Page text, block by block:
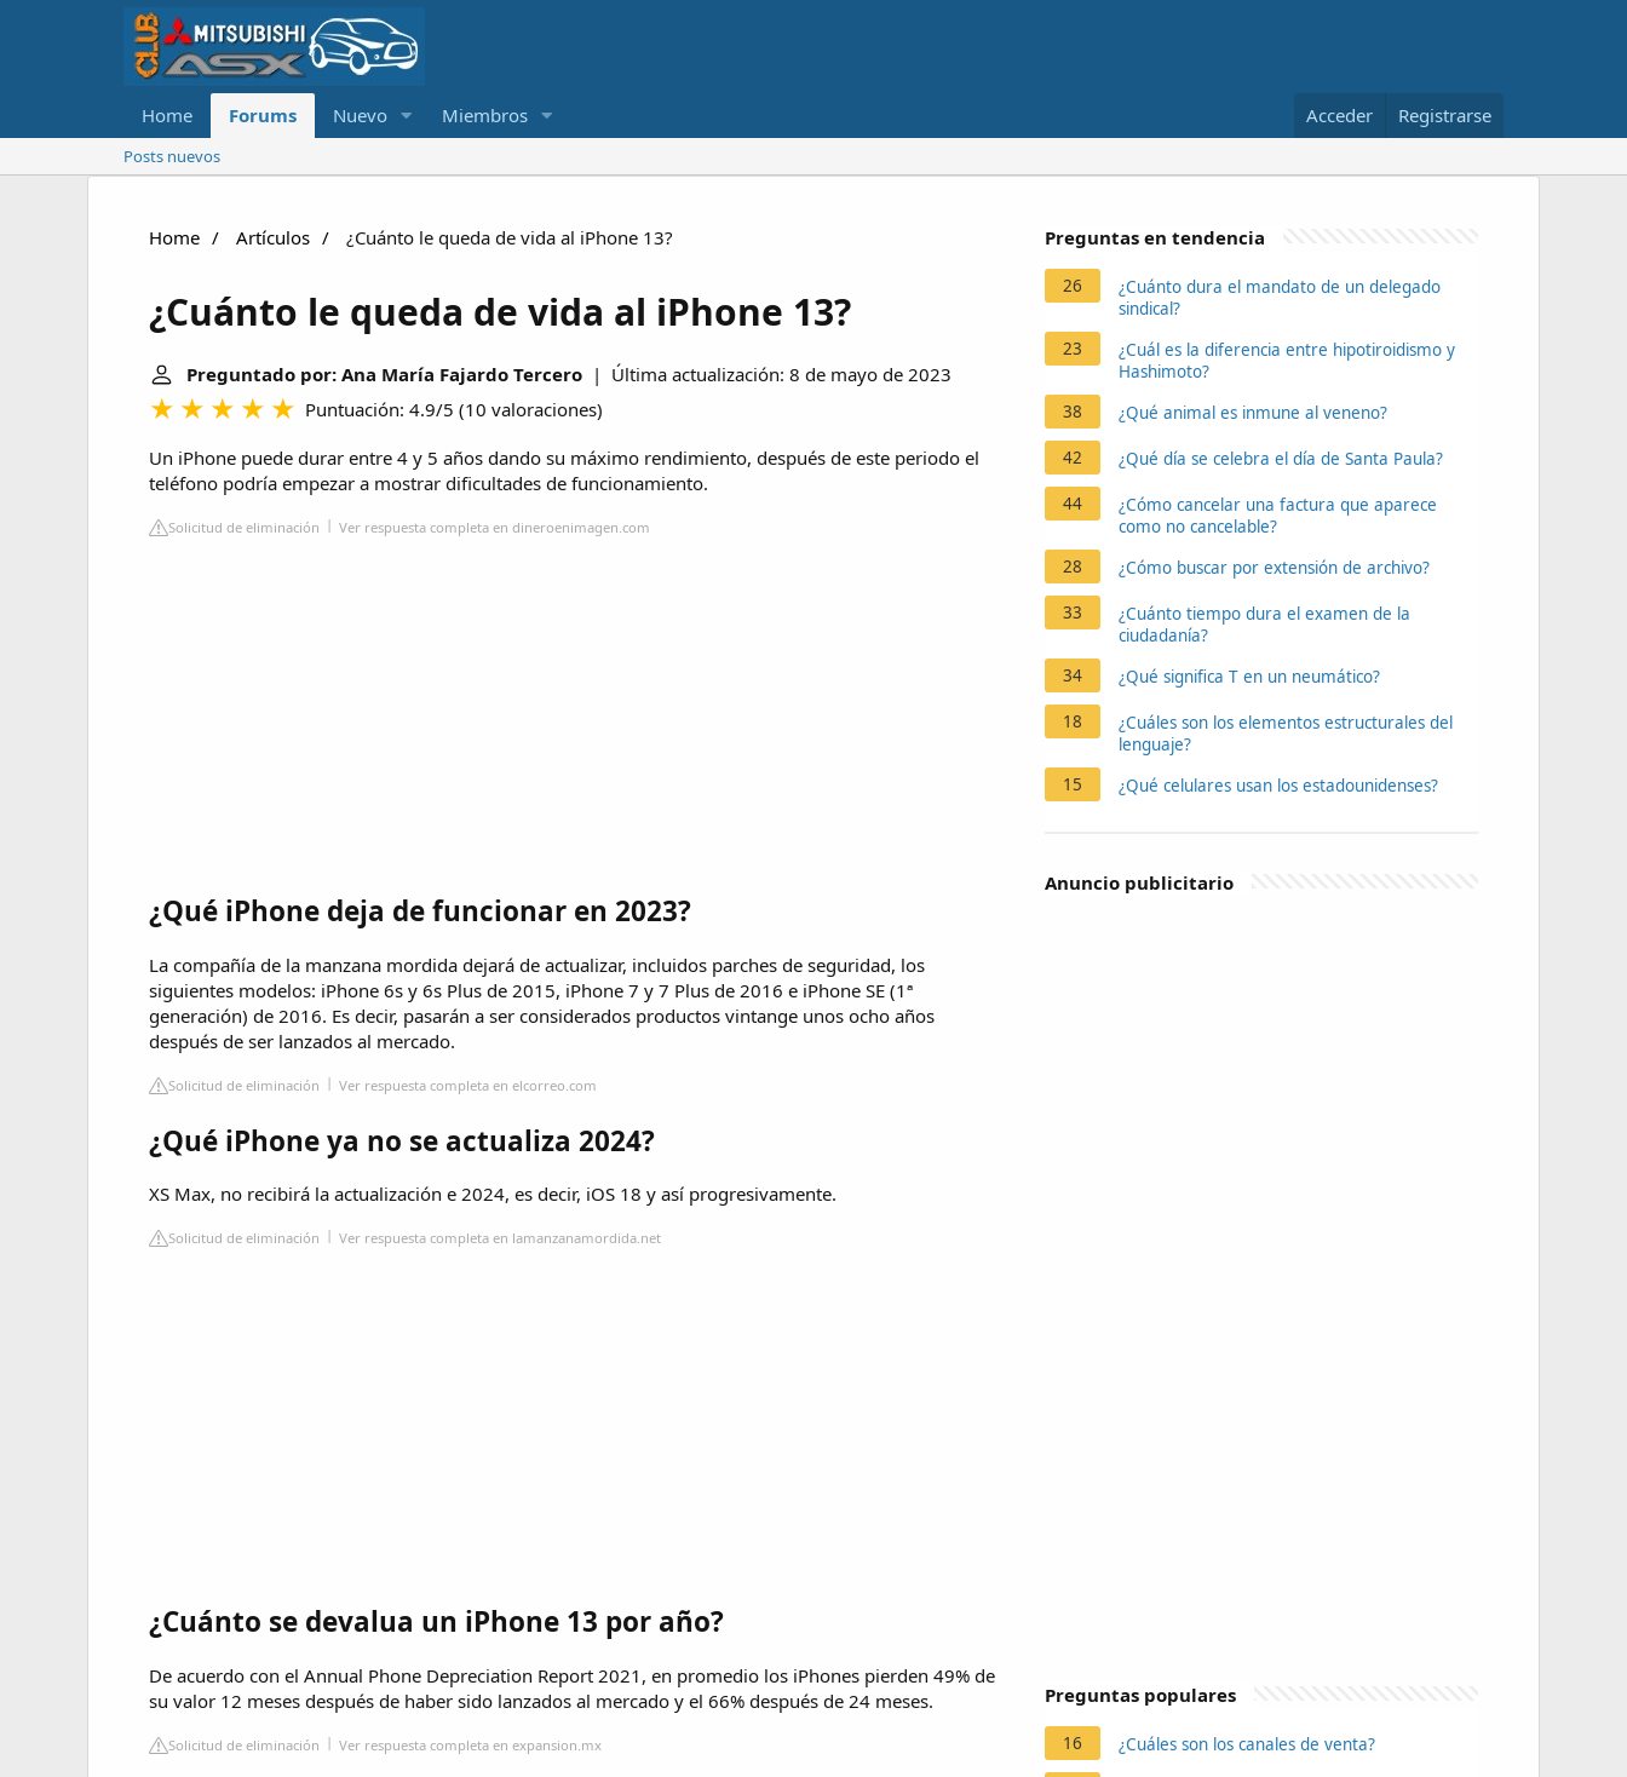
Home Forums Nuevo Miembros Acceder Registrarse
Posts nuevos
Home Artículos ¿Cuánto le queda de vida al iPhone 13?
¿Cuánto le queda de vida al iPhone 13?
Preguntado por: Ana María Fajardo Tercero | Última actualización: 8 de mayo de 2023
Puntuación: 4.9/5 (10 valoraciones)
Un iPhone puede durar entre 4 y 5 años dando su máximo rendimiento, después de este periodo el
teléfono podría empezar a mostrar dificultades de funcionamiento.
Solicitud de eliminación Ver respuesta completa en dineroenimagen.com
¿Qué iPhone deja de funcionar en 2023?
La compañía de la manzana mordida dejará de actualizar, incluidos parches de seguridad, los
siguientes modelos: iPhone 6s y 6s Plus de 2015, iPhone 7 y 7 Plus de 2016 e iPhone SE (1ª
generación) de 2016. Es decir, pasarán a ser considerados productos vintange unos ocho años
después de ser lanzados al mercado.
Solicitud de eliminación Ver respuesta completa en elcorreo.com
¿Qué iPhone ya no se actualiza 2024?
XS Max, no recibirá la actualización e 2024, es decir, iOS 18 y así progresivamente.
Solicitud de eliminación Ver respuesta completa en lamanzanamordida.net
¿Cuánto se devalua un iPhone 13 por año?
De acuerdo con el Annual Phone Depreciation Report 2021, en promedio los iPhones pierden 49% de
su valor 12 meses después de haber sido lanzados al mercado y el 66% después de 24 meses.
Solicitud de eliminación Ver respuesta completa en expansion.mx
Preguntas en tendencia
26
¿Cuánto dura el mandato de un delegado
sindical?
23
¿Cuál es la diferencia entre hipotiroidismo y
Hashimoto?
38
¿Qué animal es inmune al veneno?
42 ¿Qué día se celebra el día de Santa Paula?
44
¿Cómo cancelar una factura que aparece
como no cancelable?
28
¿Cómo buscar por extensión de archivo?
33
¿Cuánto tiempo dura el examen de la
ciudadanía?
34
¿Qué significa T en un neumático?
18
¿Cuáles son los elementos estructurales del
lenguaje?
15
¿Qué celulares usan los estadounidenses?
Anuncio publicitario
Preguntas populares
16 ¿Cuáles son los canales de venta?